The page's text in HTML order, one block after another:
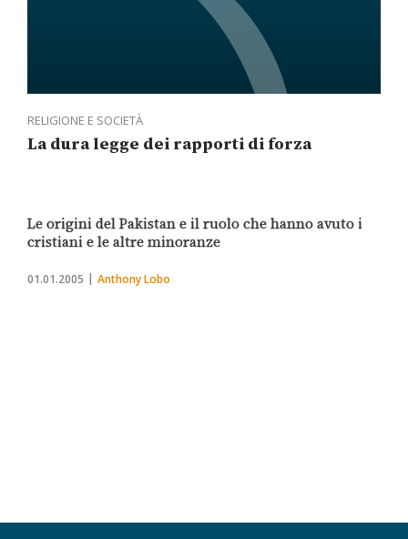
RELIGIONE E SOCIETÀ
La dura legge dei rapporti di forza
Le origini del Pakistan e il ruolo che hanno avuto i
cristiani e le altre minoranze
01.01.2005 Anthony Lobo